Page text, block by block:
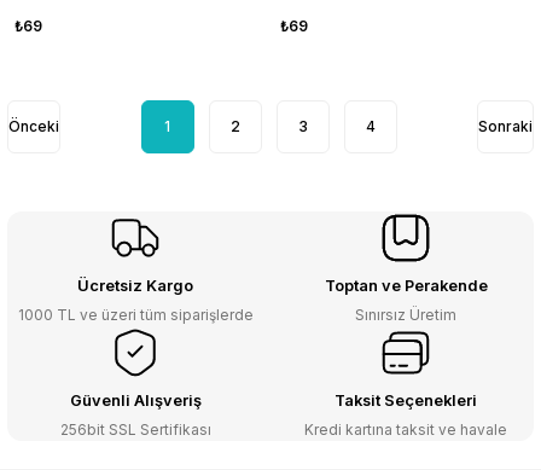
₺69 ₺69
1 2 3 4
Ücretsiz Kargo
1000 TL ve üzeri tüm siparişlerde
Toptan ve Perakende
Sınırsız Üretim
Güvenli Alışveriş
256bit SSL Sertifikası
Taksit Seçenekleri
Kredi kartına taksit ve havale